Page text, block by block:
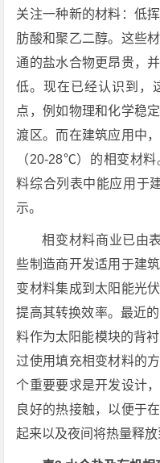
关注一种新的材料：低
肪酸和聚乙二醇。这些
通的盐水合物更昂贵，
低。现在已经认识到，
点，例如物理和化学稳
渡区。而在建筑应用中
（20-28℃）的相变材
料综合列表中能应用于
示。
相变材料商业已由
些制造商开发适用于建
变材料集成到太阳能光
提高其转换效率。最近
料作为太阳能模块的背
过使用填充相变材料的
个重要要求是开发设计
良好的热接触，以便于
起来以及夜间将热量释放